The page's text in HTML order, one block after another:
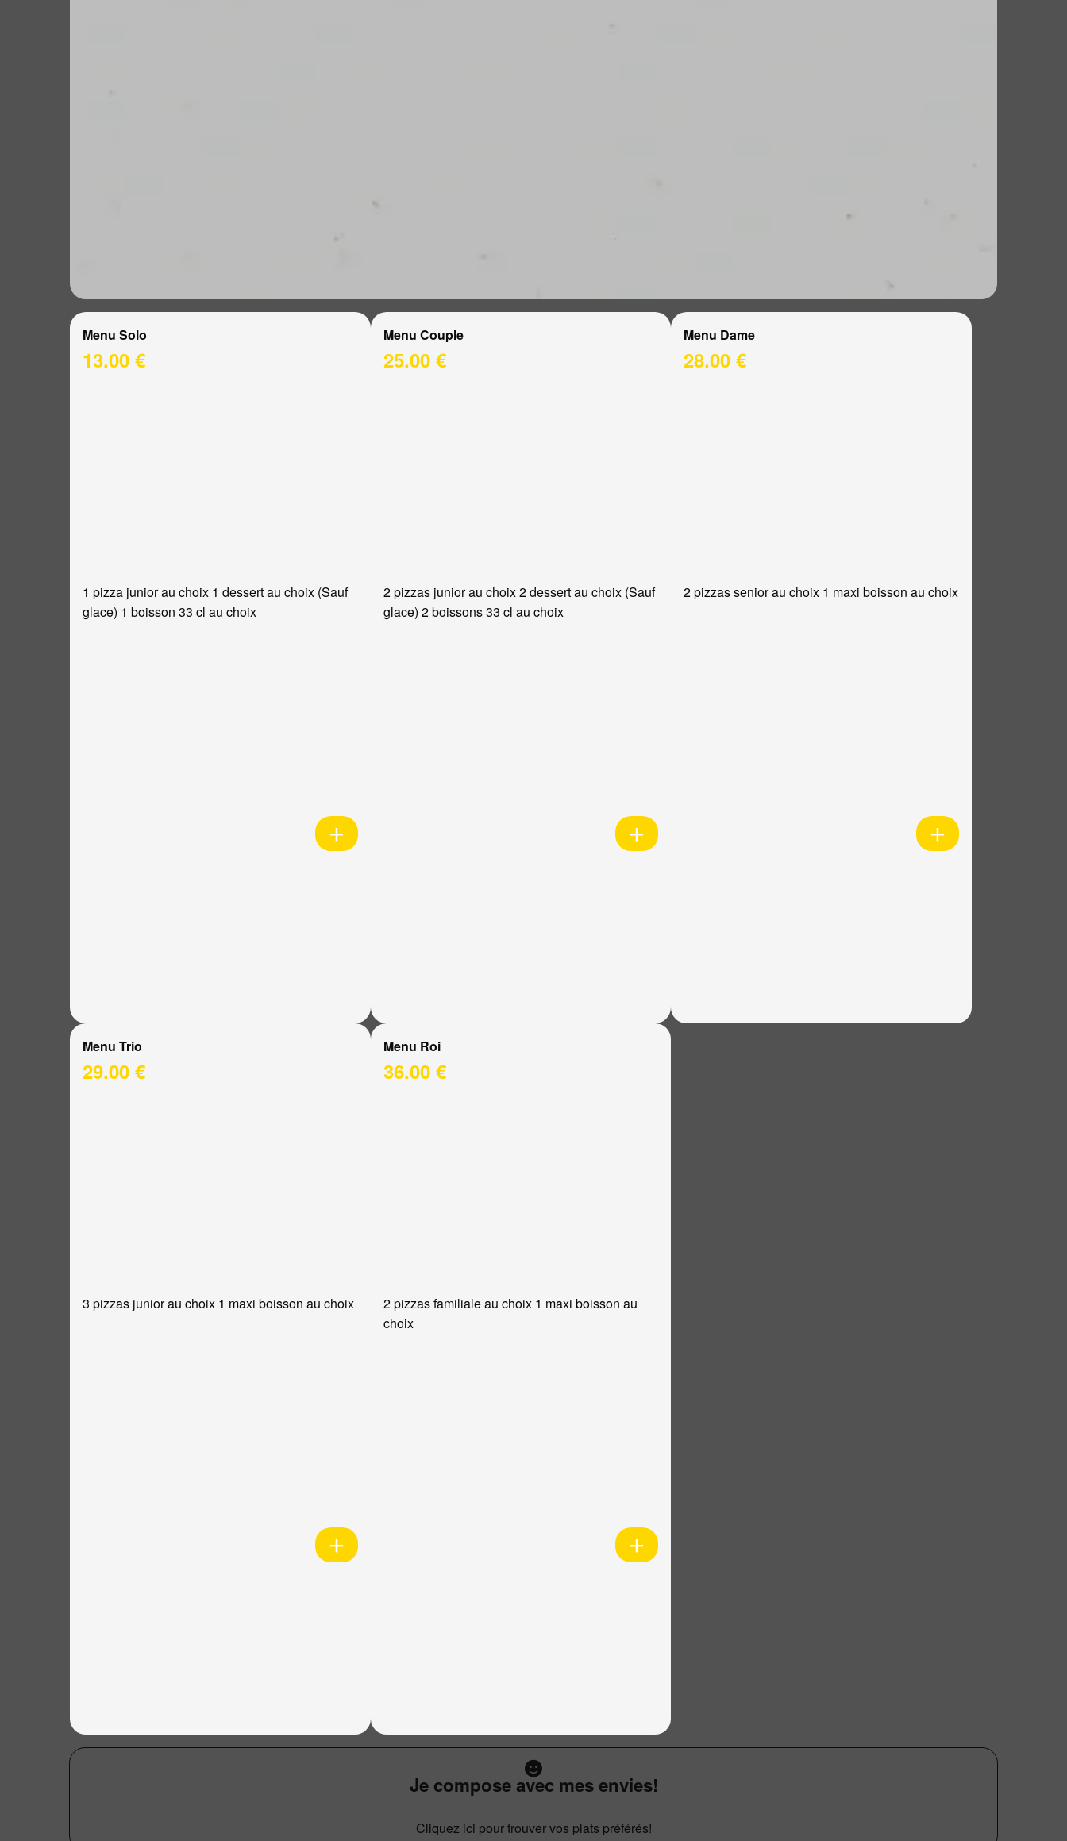
Menu Solo
13.00 €
1 pizza junior au choix 1 dessert au choix (Sauf
glace) 1 boisson 33 cl au choix
Menu Couple
25.00 €
2 pizzas junior au choix 2 dessert au choix (Sauf
glace) 2 boissons 33 cl au choix
Menu Dame
28.00 €
2 pizzas senior au choix 1 maxi boisson au choix
Menu Trio
29.00 €
3 pizzas junior au choix 1 maxi boisson au choix
Menu Roi
36.00 €
2 pizzas familiale au choix 1 maxi boisson au
choix
Je compose avec mes envies!
Cliquez ici pour trouver vos plats préférés!